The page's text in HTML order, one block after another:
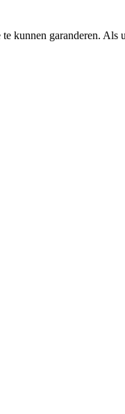
kunnen garanderen.